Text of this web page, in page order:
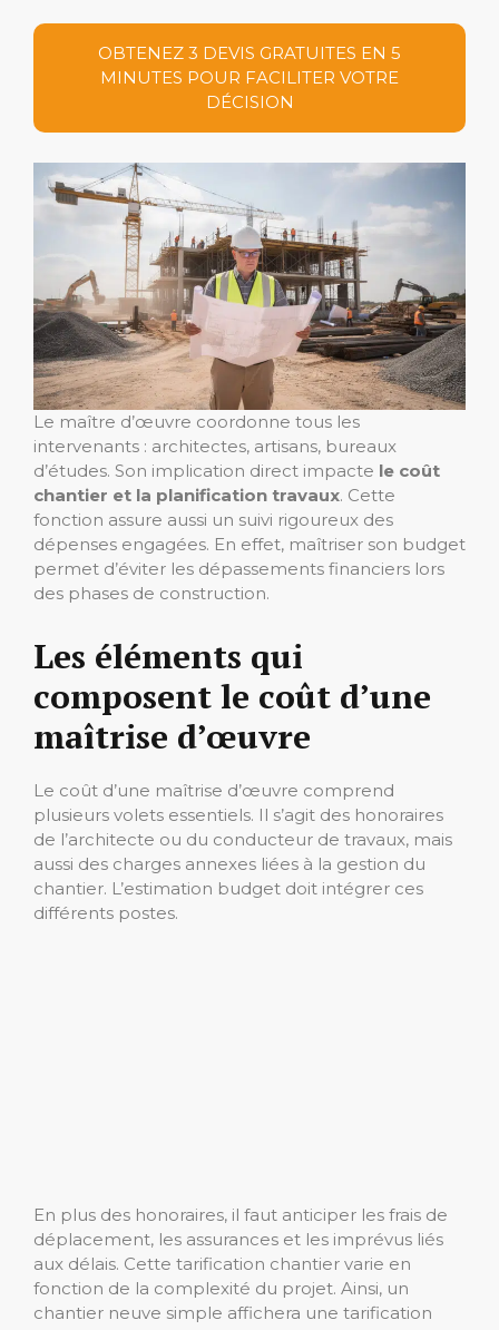
OBTENEZ 3 DEVIS GRATUITES EN 5
MINUTES POUR FACILITER VOTRE
DÉCISION
Le maître d’œuvre coordonne tous les
intervenants : architectes, artisans, bureaux
d’études. Son implication direct impacte le coût
chantier et la planification travaux. Cette
fonction assure aussi un suivi rigoureux des
dépenses engagées. En effet, maîtriser son budget
permet d’éviter les dépassements financiers lors
des phases de construction.
Les éléments qui
composent le coût d’une
maîtrise d’œuvre
Le coût d’une maîtrise d’œuvre comprend
plusieurs volets essentiels. Il s’agit des honoraires
de l’architecte ou du conducteur de travaux, mais
aussi des charges annexes liées à la gestion du
chantier. L’estimation budget doit intégrer ces
différents postes.
En plus des honoraires, il faut anticiper les frais de
déplacement, les assurances et les imprévus liés
aux délais. Cette tarification chantier varie en
fonction de la complexité du projet. Ainsi, un
chantier neuve simple affichera une tarification